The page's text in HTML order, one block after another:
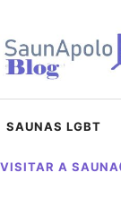
SAUNAS LGBT
VISITAR A SAUNA